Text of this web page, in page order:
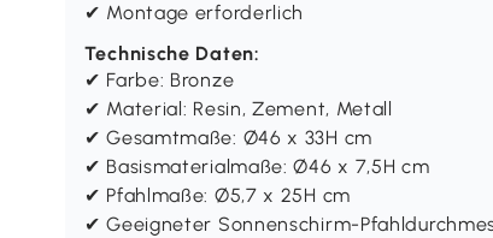
✔ Montage erforderlich
Technische Daten:
✔ Farbe: Bronze
✔ Material: Resin, Zement, Metall
✔ Gesamtmaße: Ø46 x 33H cm
✔ Basismaterialmaße: Ø46 x 7,5H cm
✔ Pfahlmaße: Ø5,7 x 25H cm
✔ Geeigneter Sonnenschirm-